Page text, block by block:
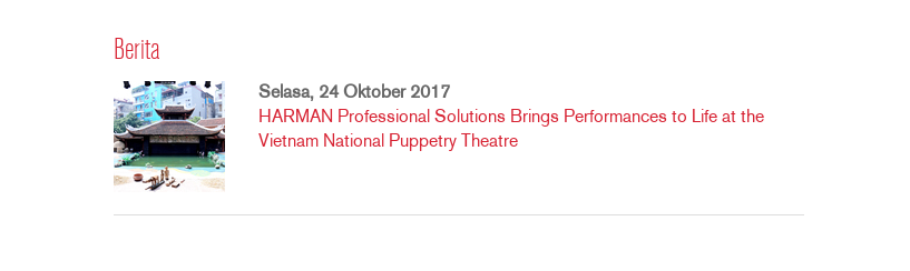
Berita
Selasa, 24 Oktober 2017
HARMAN Professional Solutions Brings Performances to Life at the
Vietnam National Puppetry Theatre